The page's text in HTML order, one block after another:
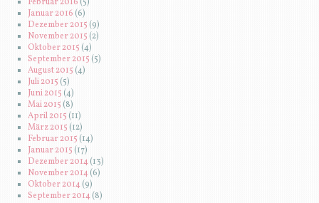
Februar 2016(5)
Januar 2016 (6)
Dezember 2015 (9)
November 2015 (2)
Oktober 2015 (4)
September 2015 (5)
August 2015 (4)
Juli 2015 (5)
Juni 2015 (4)
Mai 2015(8)
April 2015 (11)
März 2015 (12)
Februar 2015 (14)
Januar 2015 (17)
Dezember 2014(13)
November 2014(6)
Oktober 2014(9)
September 2014(8)